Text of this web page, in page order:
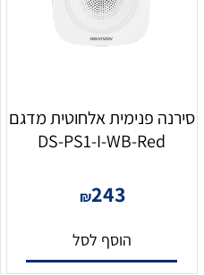
סירנה פנימית אלחוטית מדגם
DS-PS1-I-WB-Red
₪243
הוסף לסל